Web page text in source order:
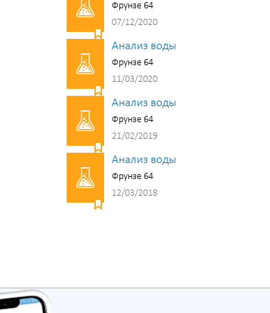
Фрунзе 64
07/12/2020
Анализ воды
Фрунзе 64
11/03/2020
Анализ воды
Фрунзе 64
21/02/2019
Анализ воды
Фрунзе 64
12/03/2018